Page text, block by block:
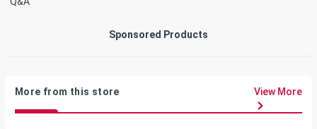
Sponsored Products
More from this store View More